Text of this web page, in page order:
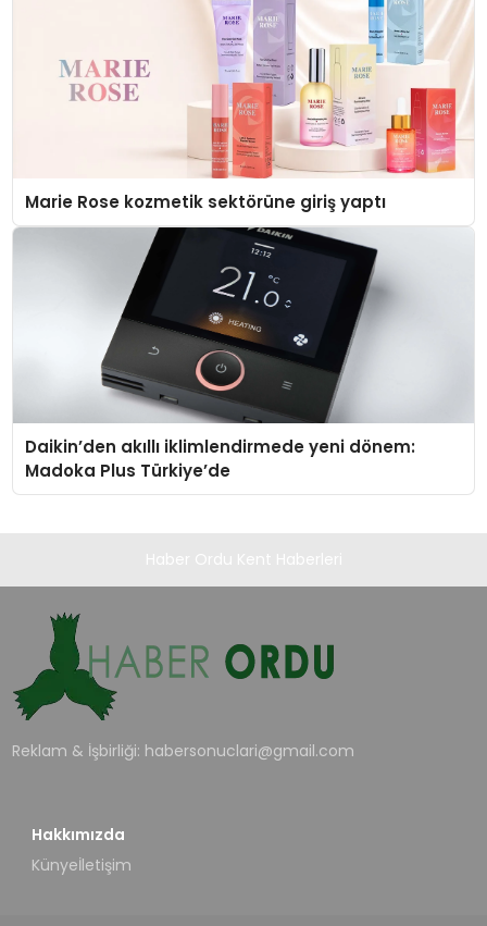
Marie Rose kozmetik sektörüne giriş yaptı
Daikin’den akıllı iklimlendirmede yeni dönem:
Madoka Plus Türkiye’de
Reklam & İşbirliği: habersonuclari@gmail.com
Hakkımızda
Künyeİletişim